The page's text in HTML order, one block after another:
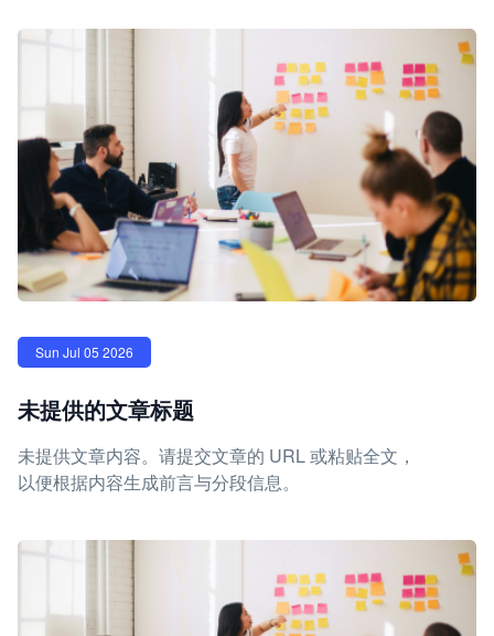
Sun Jul 05 2026
未提供的文章标题
未提供文章内容。请提交文章的 URL 或粘贴全文，
以便根据内容生成前言与分段信息。